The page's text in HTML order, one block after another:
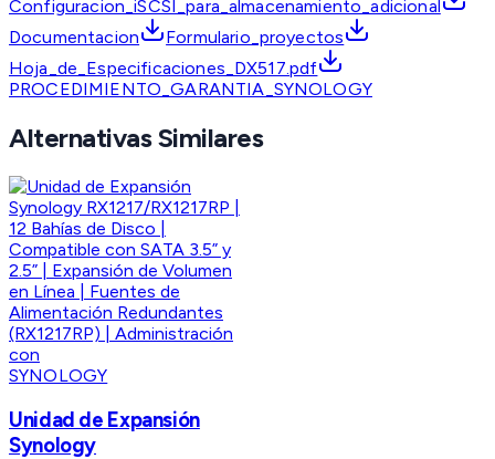
Configuracion_iSCSI_para_almacenamiento_adicional
Documentacion
Formulario_proyectos
Hoja_de_Especificaciones_DX517.pdf
PROCEDIMIENTO_GARANTIA_SYNOLOGY
Alternativas Similares
SYNOLOGY
Unidad de Expansión
Synology